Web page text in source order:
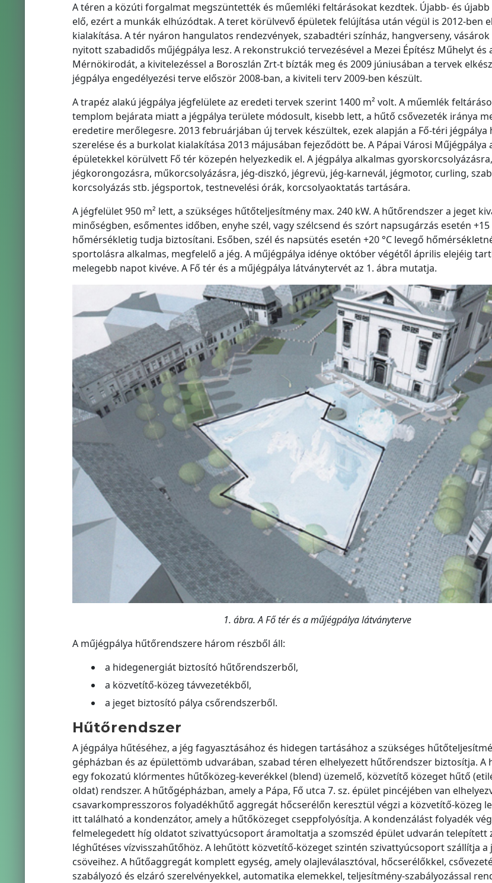
A téren a közúti forgalmat megszüntették és műemléki feltárásokat kezdtek. Újabb- és
elő, ezért a munkák elhúzódtak. A teret körülvevő épületek felújítása után végül is 2012-ben
kialakítása. A tér nyáron hangulatos rendezvények, szabadtéri színház, hangverseny,
nyitott szabadidős műjégpálya lesz. A rekonstrukció tervezésével a Mezei Építész Műhelyt és
Mérnökirodát, a kivitelezéssel a Boroszlán Zrt-t bízták meg és 2009 júniusában a tervek
jégpálya engedélyezési terve először 2008-ban, a kiviteli terv 2009-ben készült.
A trapéz alakú jégpálya jégfelülete az eredeti tervek szerint 1400 m² volt. A műemlék
templom bejárata miatt a jégpálya területe módosult, kisebb lett, a hűtő csővezeték iránya
eredetire merőlegesre. 2013 februárjában új tervek készültek, ezek alapján a Fő-téri jégpálya
szerelése és a burkolat kialakítása 2013 májusában fejeződött be. A Pápai Városi Műjégpálya
épületekkel körülvett Fő tér közepén helyezkedik el. A jégpálya alkalmas gyorskorcsolyázásra,
jégkorongozásra, műkorcsolyázásra, jég-diszkó, jégrevü, jég-karnevál, jégmotor, curling,
korcsolyázás stb. jégsportok, testnevelési órák, korcsolyaoktatás tartására.
A jégfelület 950 m² lett, a szükséges hűtőteljesítmény max. 240 kW. A hűtőrendszer a jeget
minőségben, esőmentes időben, enyhe szél, vagy szélcsend és szórt napsugárzás esetén +15
hőmérsékletig tudja biztosítani. Esőben, szél és napsütés esetén +20 °C levegő
sportolásra alkalmas, megfelelő a jég. A műjégpálya idénye október végétől április elejéig
melegebb napot kivéve. A Fő tér és a műjégpálya látványtervét az 1. ábra mutatja.
1. ábra. A Fő tér és a műjégpálya látványterve
A műjégpálya hűtőrendszere három részből áll:
a hidegenergiát biztosító hűtőrendszerből,
a közvetítő-közeg távvezetékből,
a jeget biztosító pálya csőrendszerből.
Hűtőrendszer
A jégpálya hűtéséhez, a jég fagyasztásához és hidegen tartásához a szükséges
gépházban és az épülettömb udvarában, szabad téren elhelyezett hűtőrendszer biztosítja. A
egy fokozatú klórmentes hűtőközeg-keverékkel (blend) üzemelő, közvetítő közeget hűtő
oldat) rendszer. A hűtőgépházban, amely a Pápa, Fő utca 7. sz. épület pincéjében van
csavarkompresszoros folyadékhűtő aggregát hőcserélőn keresztül végzi a közvetítő-közeg
itt található a kondenzátor, amely a hűtőközeget cseppfolyósítja. A kondenzálást folyadék
felmelegedett híg oldatot szivattyúcsoport áramoltatja a szomszéd épület udvarán telepített
léghűtéses vízvisszahűtőhöz. A lehűtött közvetítő-közeget szintén szivattyúcsoport szállítja a
csöveihez. A hűtőaggregát komplett egység, amely olajleválasztóval, hőcserélőkkel,
szabályozó és elzáró szerelvényekkel, automatika elemekkel, teljesítmény-szabályozással